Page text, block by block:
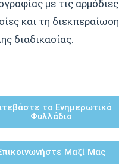
με τις αρμόδιες
και τη διεκπεραίωση
διαδικασίας.
το Ενημερωτικό
Φυλλάδιο
Μαζί Μας